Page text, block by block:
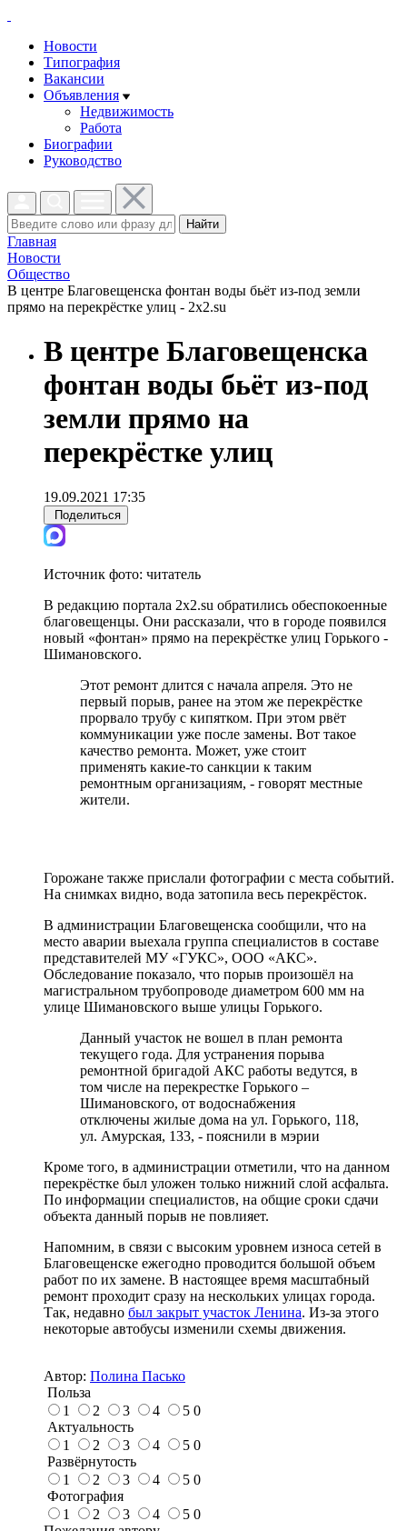
Новости
Типография
Вакансии
Объявления
Недвижимость
Работа
Биографии
Руководство
Найти
Главная
Новости
Общество
В центре Благовещенска фонтан воды бьёт из-под земли
прямо на перекрёстке улиц - 2x2.su
В центре Благовещенска
фонтан воды бьёт из-под
земли прямо на
перекрёстке улиц
19.09.2021 17:35
Поделиться
Источник фото: читатель
В редакцию портала 2x2.su обратились обеспокоенные
благовещенцы. Они рассказали, что в городе появился
новый «фонтан» прямо на перекрёстке улиц Горького -
Шимановского.
Этот ремонт длится с начала апреля. Это не
первый порыв, ранее на этом же перекрёстке
прорвало трубу с кипятком. При этом рвёт
коммуникации уже после замены. Вот такое
качество ремонта. Может, уже стоит
применять какие-то санкции к таким
ремонтным организациям, - говорят местные
жители.
Горожане также прислали фотографии с места событий.
На снимках видно, вода затопила весь перекрёсток.
В администрации Благовещенска сообщили, что на
место аварии выехала группа специалистов в составе
представителей МУ «ГУКС», ООО «АКС».
Обследование показало, что порыв произошёл на
магистральном трубопроводе диаметром 600 мм на
улице Шимановского выше улицы Горького.
Данный участок не вошел в план ремонта
текущего года. Для устранения порыва
ремонтной бригадой АКС работы ведутся, в
том числе на перекрестке Горького –
Шимановского, от водоснабжения
отключены жилые дома на ул. Горького, 118,
ул. Амурская, 133, - пояснили в мэрии
Кроме того, в администрации отметили, что на данном
перекрёстке был уложен только нижний слой асфальта.
По информации специалистов, на общие сроки сдачи
объекта данный порыв не повлияет.
Напомним, в связи с высоким уровнем износа сетей в
Благовещенске ежегодно проводится большой объем
работ по их замене. В настоящее время масштабный
ремонт проходит сразу на нескольких улицах города.
Так, недавно был закрыт участок Ленина. Из-за этого
некоторые автобусы изменили схемы движения.
Автор: Полина Пасько
Польза
1
2 3 4 5 0
Актуальность
1
2 3 4 5 0
Развёрнутость
1
2 3 4 5 0
Фотография
1
2 3 4 5 0